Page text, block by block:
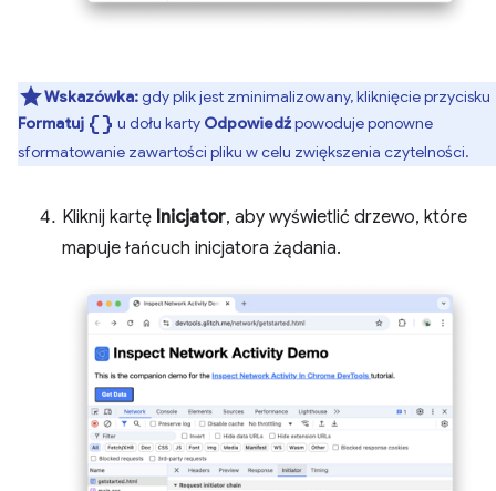
Wskazówka:gdy plik jest zminimalizowany, kliknięcie przycisku
Formatuj data_object u dołu karty Odpowiedźpowoduje ponowne
sformatowanie zawartości pliku w celu zwiększenia czytelności.
Kliknij kartę Inicjator, aby wyświetlić drzewo, które
mapuje łańcuch inicjatora żądania.